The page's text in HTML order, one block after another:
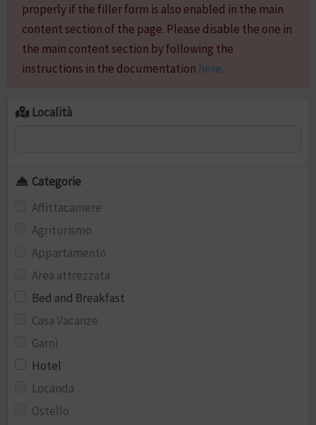
properly if the filler form is also enabled in the main
content section of the page. Please disable the one in
the main content section by following the
instructions in the documentation here.
Località
Categorie
Affittacamere
Agriturismo
Appartamento
Area attrezzata
Bed and Breakfast
Casa Vacanze
Garnì
Hotel
Locanda
Ostello